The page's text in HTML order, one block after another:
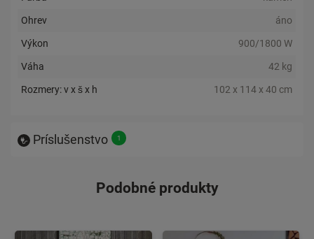
Ohrev áno
Výkon 900/1800 W
Váha 42 kg
Rozmery: v x š x h 102 x 114 x 40 cm
Príslušenstvo
Podobné produkty